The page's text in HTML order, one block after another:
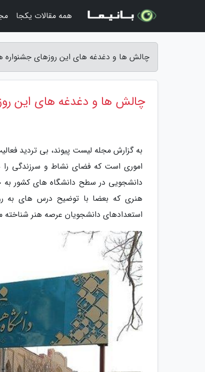
چالش ها و دغدغه های این روزهای
چالش ها و دغدغه های این
به گزارش مجله لیست پیوند، بی تردید
اموری است که فضای نشاط و سرزندگی را
دانشجویی در سطح دانشگاه های کشور
هنری که بعضا با توضیح درس های به
استعدادهای دانشجویان عرصه هنر
همه مقالات یکجا